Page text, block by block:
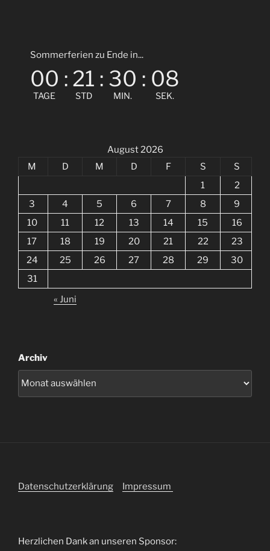
Sommerferien zu Ende in...
00
TAGE
: 21
STD
: 30
MIN.
: 07
SEK.
August 2026
M
D M D F S
S
1
2
3
4 5 6 7 8
9
10
11 12 13 14 15
16
17
18 19 20 21 22
23
24
25 26 27 28 29
30
31
« Juni
Archiv
Datenschutzerklärung Impressum
Herzlichen Dank an unseren Sponsor: